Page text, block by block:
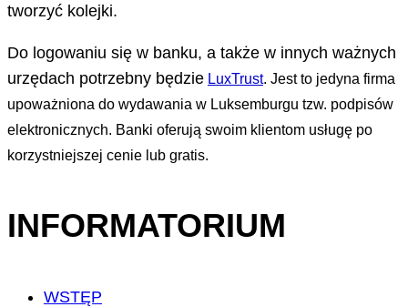
tworzyć kolejki.
Do logowaniu się w banku, a także w innych ważnych
urzędach potrzebny będzie LuxTrust. Jest to jedyna firma
upoważniona do wydawania w Luksemburgu tzw. podpisów
elektronicznych. Banki oferują swoim klientom usługę po
korzystniejszej cenie lub gratis.
INFORMATORIUM
WSTĘP